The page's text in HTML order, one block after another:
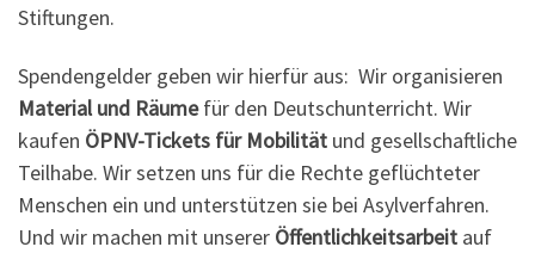
Stiftungen.
Spendengelder geben wir hierfür aus: Wir organisieren
Material und Räumefür den Deutschunterricht. Wir
kaufen ÖPNV-Tickets für Mobilität und gesellschaftliche
Teilhabe. Wir setzen uns für die Rechte geflüchteter
Menschen ein und unterstützen sie bei Asylverfahren.
Und wir machen mit unserer Öffentlichkeitsarbeit auf